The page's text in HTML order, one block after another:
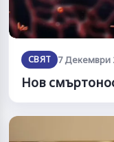
СВЯТ 7 Декември
Нов